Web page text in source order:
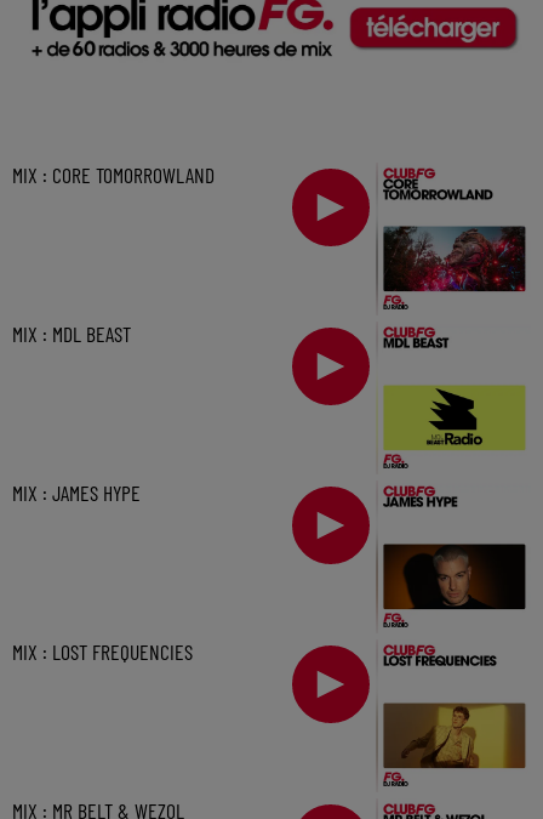
MIX : CORE TOMORROWLAND
MIX : MDL BEAST
MIX : JAMES HYPE
MIX : LOST FREQUENCIES
MIX : MR BELT & WEZOL